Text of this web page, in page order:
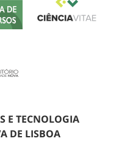
E TECNOLOGIA
DE LISBOA